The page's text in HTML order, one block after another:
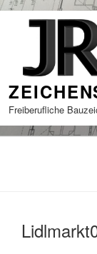
Zum
Freiberufliche